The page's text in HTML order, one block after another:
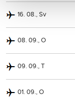
16. 08., Sv
08. 09., O
09. 09., T
01. 09., O